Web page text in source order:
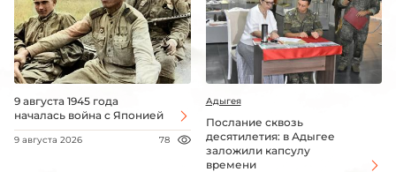
9 августа 1945 года
началась война с Японией
9 августа 2026 78
Адыгея
Послание сквозь
десятилетия: в Адыгее
заложили капсулу
времени